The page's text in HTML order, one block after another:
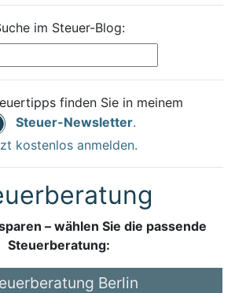
im Steuer-Blog:
finden Sie in meinem
Steuer-Newsletter.
kostenlos anmelden.
– wählen Sie die passende
Steuerberatung:
Berlin